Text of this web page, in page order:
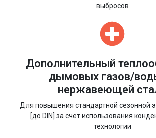
выбросов
Дополнительный
дымовых газов/
нержавеющей
Для повышения стандартной сезонной
[до DIN] за счет использования
технологии